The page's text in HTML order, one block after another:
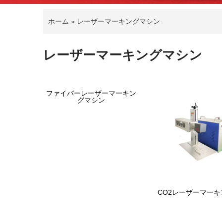
ホーム » レーザーマーキングマシン
レーザーマーキングマシン
ファイバーレーザーマーキン
グマシン
CO2レーザーマー